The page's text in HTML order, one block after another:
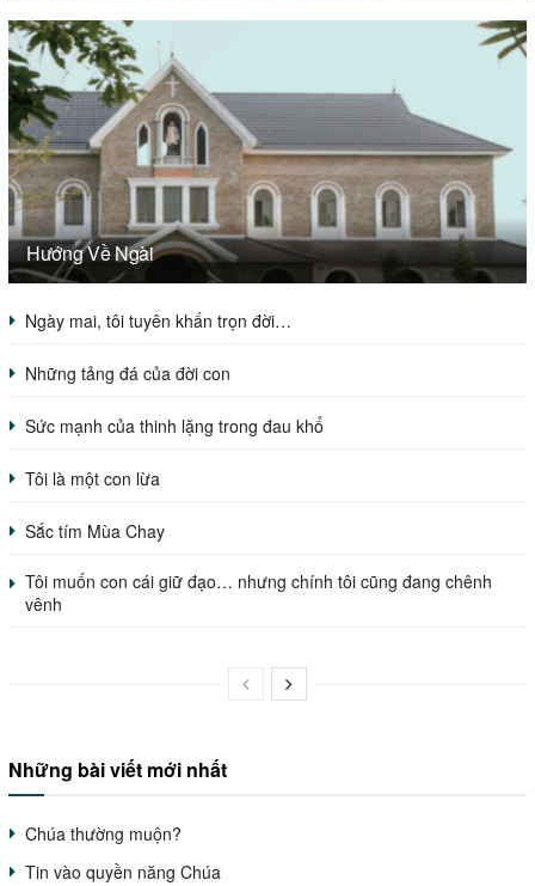
Hướng Về Ngài
Ngày mai, tôi tuyên khấn trọn đời…
Những tảng đá của đời con
Sức mạnh của thinh lặng trong đau khổ
Tôi là một con lừa
Sắc tím Mùa Chay
Tôi muốn con cái giữ đạo… nhưng chính tôi cũng đang chênh
vênh
Những bài viết mới nhất
Chúa thường muộn?
Tin vào quyền năng Chúa